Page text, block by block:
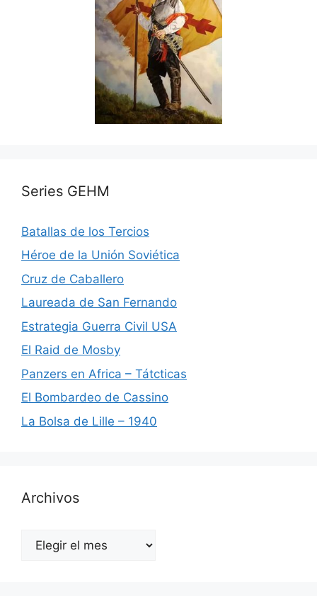
Series GEHM
Batallas de los Tercios
Héroe de la Unión Soviética
Cruz de Caballero
Laureada de San Fernando
Estrategia Guerra Civil USA
El Raid de Mosby
Panzers en Africa – Tátcticas
El Bombardeo de Cassino
La Bolsa de Lille – 1940
Archivos
Archivos